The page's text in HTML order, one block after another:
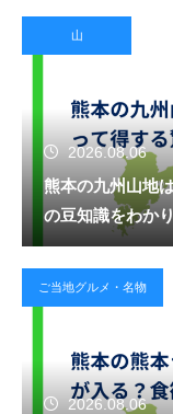
山
2026.08.06
熊本の九州山地
の豆知識をわか
ご当地グルメ・名物
2026.08.06